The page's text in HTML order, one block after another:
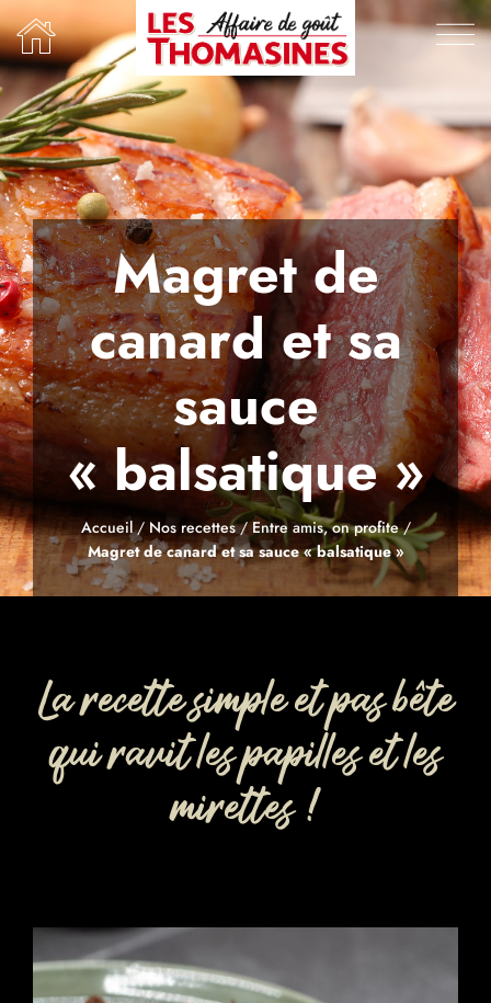
Passer
au
contenu
Magret de
canard et sa
sauce
« balsatique »
Accueil/ Nos recettes/Entre amis, on profite/
Magret de canard et sa sauce « balsatique »
La recette simple et pas bête
qui ravit les papilles et les
mirettes !